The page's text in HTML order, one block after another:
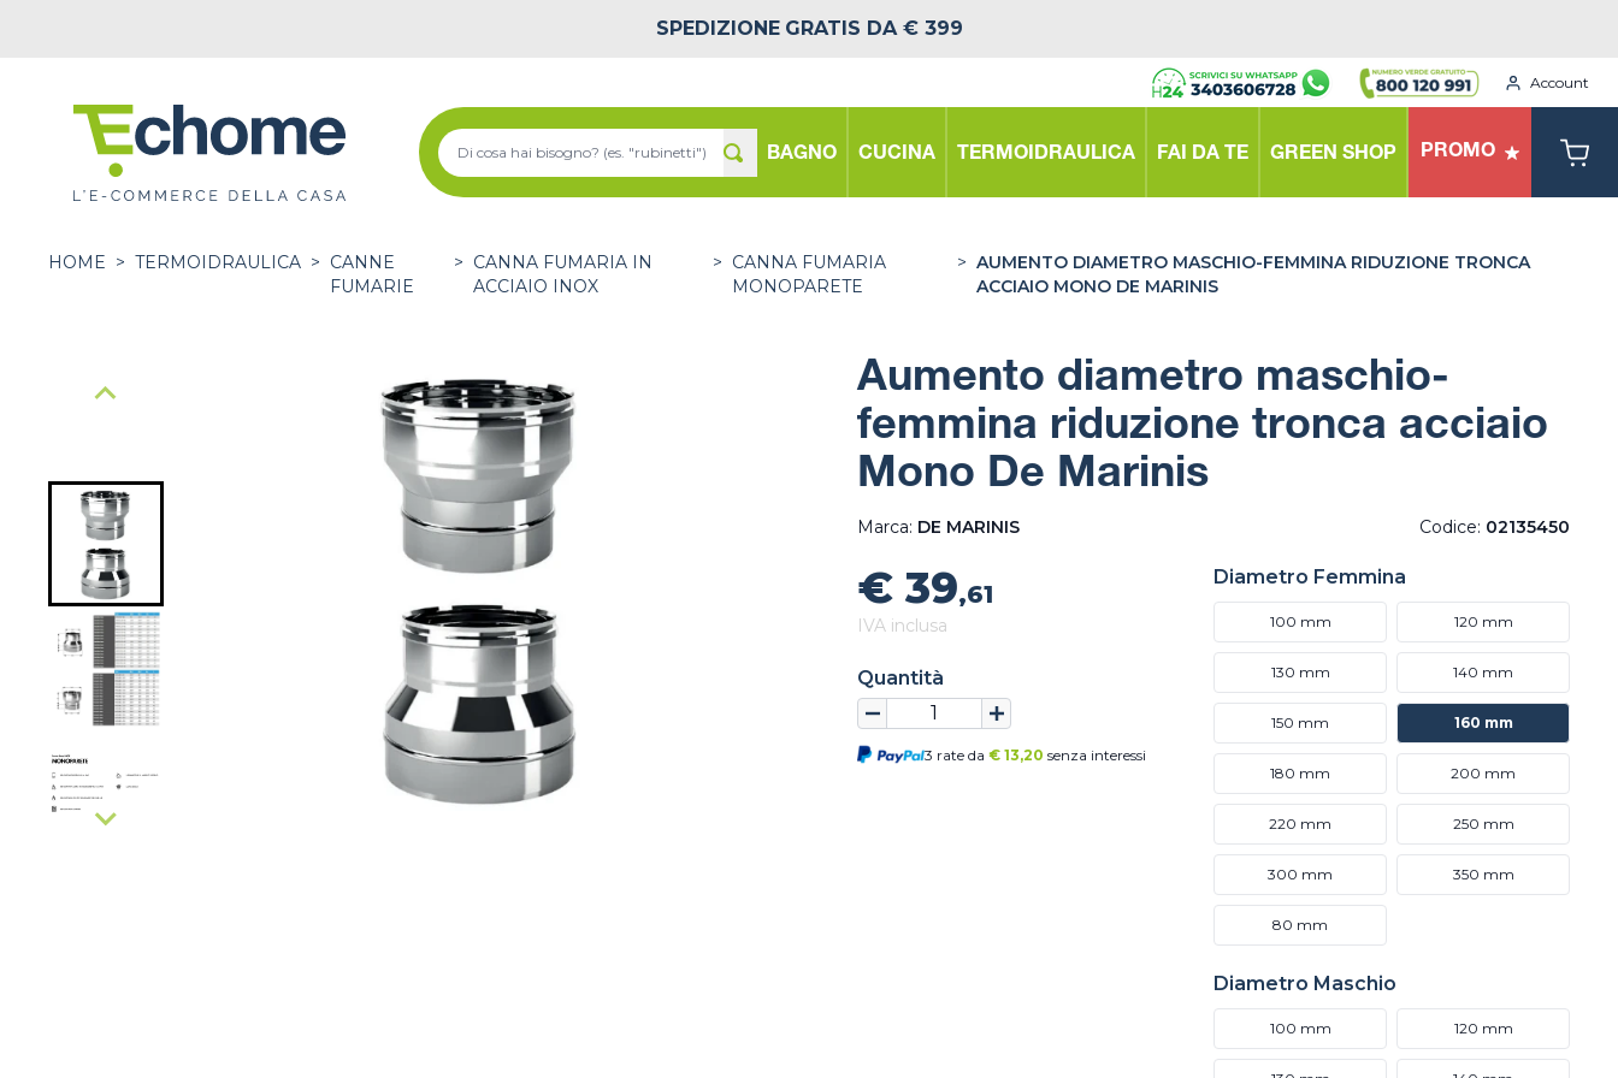
SPEDIZIONE GRATIS DA € 399
Account
BAGNO CUCINA TERMOIDRAULICA FAI DA TE GREEN SHOP PROMO
HOME > TERMOIDRAULICA > CANNE
FUMARIE
> CANNA FUMARIA IN
ACCIAIO INOX
> CANNA FUMARIA
MONOPARETE
> AUMENTO DIAMETRO MASCHIO-FEMMINA RIDUZIONE TRONCA
ACCIAIO MONO DE MARINIS
Aumento diametro maschio-
femmina riduzione tronca acciaio
Mono De Marinis
Marca: DE MARINIS Codice: 02135450
€ 39,61
IVA inclusa
Quantità
3 rate da € 13,20 senza interessi
Diametro Femmina
100 mm 120 mm
130 mm 140 mm
150 mm 160 mm
180 mm 200 mm
220 mm 250 mm
300 mm 350 mm
80 mm
Diametro Maschio
100 mm 120 mm